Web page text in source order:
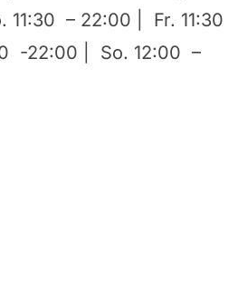
11:30 – 22:00 | Fr. 11:30
-22:00 | So. 12:00 –